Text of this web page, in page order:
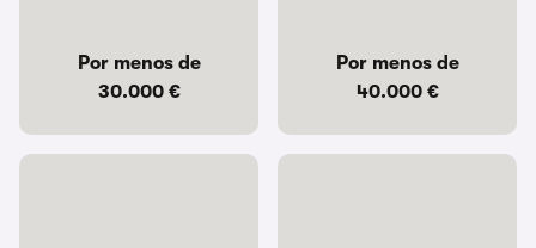
Por menos de
30.000 €
Por menos de
40.000 €